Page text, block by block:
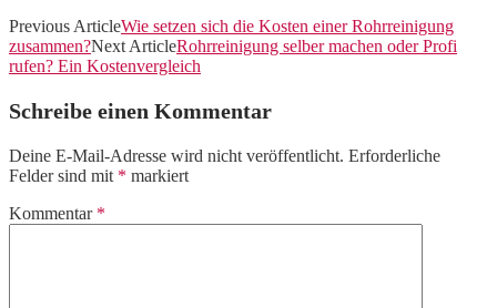
Previous ArticleWie setzen sich die Kosten einer Rohrreinigung
zusammen?Next ArticleRohrreinigung selber machen oder Profi
rufen? Ein Kostenvergleich
Schreibe einen Kommentar
Deine E-Mail-Adresse wird nicht veröffentlicht. Erforderliche
Felder sind mit * markiert
Kommentar *